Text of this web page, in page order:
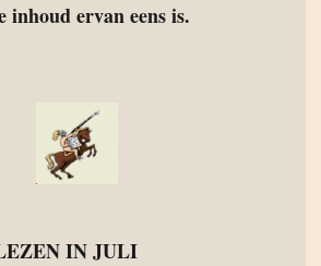
inhoud ervan eens is.
IN JULI